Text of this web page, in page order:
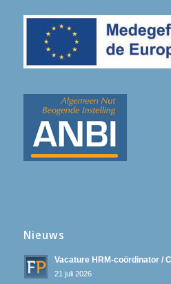
Nieuws
Vacature HRM-coördinator /
21 juli 2026